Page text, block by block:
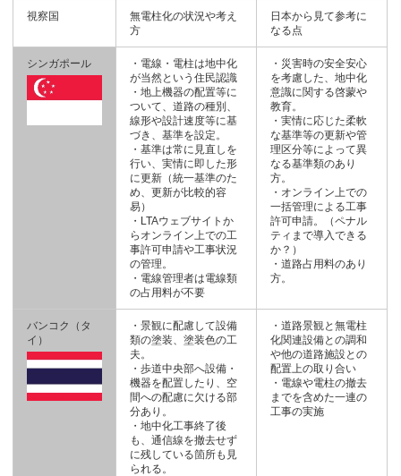
視察国
無電柱化の状況や考え
方
日本から見て参考に
なる点
シンガポール
・電線・電柱は地中化
が当然という住民認識
・地上機器の配置等に
ついて、道路の種別、
線形や設計速度等に基
づき、基準を設定。
・基準は常に見直しを
行い、実情に即した形
に更新（統一基準のた
め、更新が比較的容
易）
・LTAウェブサイトか
らオンライン上での工
事許可申請や工事状況
の管理。
・電線管理者は電線類
の占用料が不要
・災害時の安全安心
を考慮した、地中化
意識に関する啓蒙や
教育。
・実情に応じた柔軟
な基準等の更新や管
理区分等によって異
なる基準類のあり
方。
・オンライン上での
一括管理による工事
許可申請。（ペナル
ティまで導入できる
か？）
・道路占用料のあり
方。
バンコク（タ
イ）
・景観に配慮して設備
類の塗装、塗装色の工
夫。
・歩道中央部へ設備・
機器を配置したり、空
間への配慮に欠ける部
分あり。
・地中化工事終了後
も、通信線を撤去せず
に残している箇所も見
られる。
・道路景観と無電柱
化関連設備との調和
や他の道路施設との
配置上の取り合い
・電線や電柱の撤去
までを含めた一連の
工事の実施